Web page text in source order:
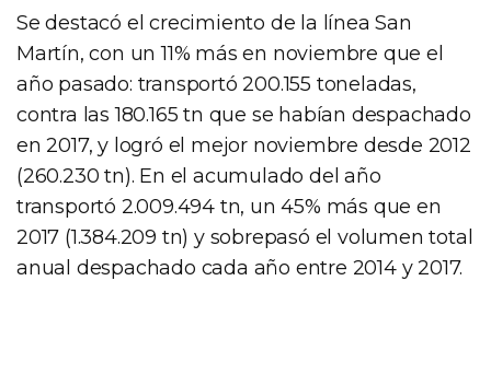
Se destacó el crecimiento de la línea San
Martín, con un 11% más en noviembre que el
año pasado: transportó 200.155 toneladas,
contra las 180.165 tn que se habían despachado
en 2017, y logró el mejor noviembre desde 2012
(260.230 tn). En el acumulado del año
transportó 2.009.494 tn, un 45% más que en
2017 (1.384.209 tn) y sobrepasó el volumen total
anual despachado cada año entre 2014 y 2017.